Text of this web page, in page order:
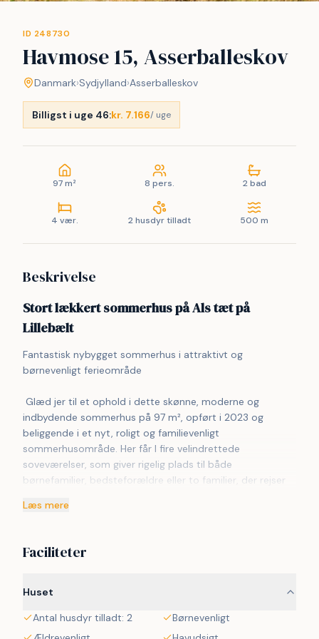
ID 248730
Havmose 15, Asserballeskov
Danmark›Sydjylland›Asserballeskov
Billigst i uge 46:kr. 7.166/ uge
97 m² 8 pers. 2 bad
4 vær. 2 husdyr tilladt 500 m
Beskrivelse
Stort lækkert sommerhus på Als tæt på
Lillebælt
Fantastisk nybygget sommerhus i attraktivt og
børnevenligt ferieområde
indbydende sommerhus på 97 m², opført i 2023 og
beliggende i et nyt, roligt og familievenligt
sommerhusområde. Her får I fire velindrettede
soveværelser, som giver rigelig plads til både
børnefamilier, bedsteforældre eller to familier, der rejser
lys og behagelig atmosfære. Udenfor er der et
Området er ideelt for børnefamilier, da det byder på
aktiviteter, som både store og små kan glæde sig til.
familiens vandhunde kan boltre sig i timevis – perfekt til
Læs mere
Faciliteter
Huset
Antal husdyr tilladt: 2
Børnevenligt